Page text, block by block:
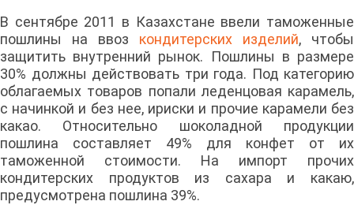
В сентябре 2011 в Казахстане ввели таможенные
пошлины на ввоз кондитерских изделий, чтобы
защитить внутренний рынок. Пошлины в размере
30% должны действовать три года. Под категорию
облагаемых товаров попали леденцовая карамель,
с начинкой и без нее, ириски и прочие карамели без
какао. Относительно шоколадной продукции
пошлина составляет 49% для конфет от их
таможенной стоимости. На импорт прочих
кондитерских продуктов из сахара и какаю,
предусмотрена пошлина 39%.